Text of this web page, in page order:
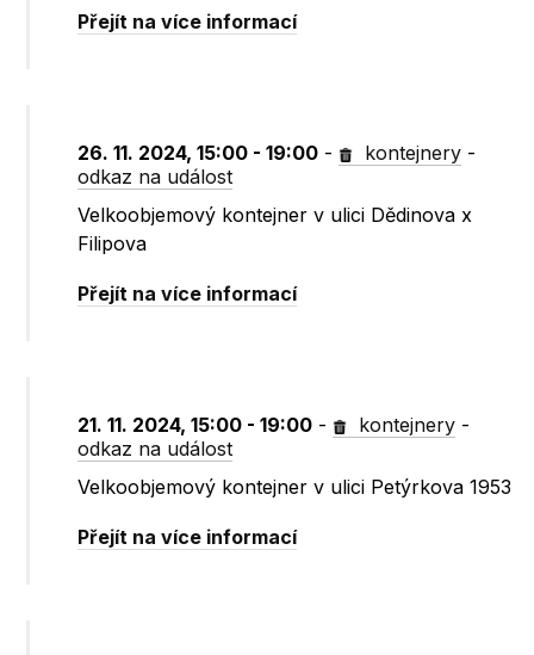
Přejít na více informací
26. 11. 2024, 15:00 - 19:00 - kontejnery -
odkaz na událost
Velkoobjemový kontejner v ulici Dědinova x
Filipova
Přejít na více informací
21. 11. 2024, 15:00 - 19:00 - kontejnery -
odkaz na událost
Velkoobjemový kontejner v ulici Petýrkova 1953
Přejít na více informací